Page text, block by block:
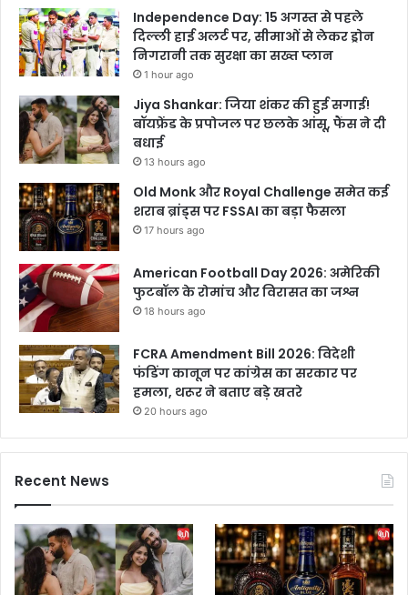
गे
हो
श
ल्म
A
n
m
a
के
बा
द
च
म
क
ग
ई
त
Independence Day: 15 अगस्त से पहले
दिल्ली हाई अलर्ट पर, सीमाओं से लेकर ड्रोन
निगरानी तक सुरक्षा का सख्त प्लान
1 hour ago
Jiya Shankar: जिया शंकर की हुई सगाई!
बॉयफ्रेंड के प्रपोजल पर छलके आंसू, फैंस ने दी
बधाई
13 hours ago
Old Monk और Royal Challenge समेत कई
शराब ब्रांड्स पर FSSAI का बड़ा फैसला
17 hours ago
American Football Day 2026: अमेरिकी
फुटबॉल के रोमांच और विरासत का जश्न
18 hours ago
FCRA Amendment Bill 2026: विदेशी
फंडिंग कानून पर कांग्रेस का सरकार पर
हमला, थरूर ने बताए बड़े खतरे
20 hours ago
Recent News